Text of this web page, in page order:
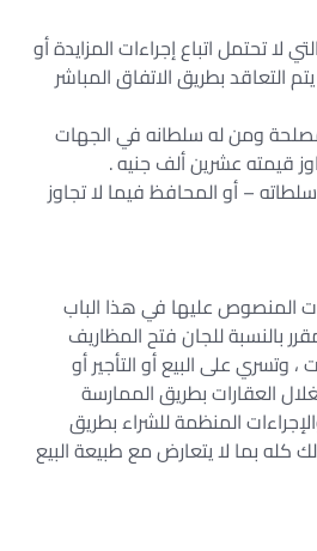
لا تحتمل اتباع إجراءات المزايدة أو
التعاقد بطريق الاتفاق المباشر
ومن له سلطانه في الجهات
قيمته عشرين ألف جنيه .
– أو المحافظ فيما لا تجاوز
المنصوص عليها في هذا الباب
بالنسبة للجان فتح المظاريف
وتسري على البيع أو التأجير أو
العقارات بطريق الممارسة
المنظمة للشراء بطريق
كله بما لا يتعارض مع طبيعة البيع